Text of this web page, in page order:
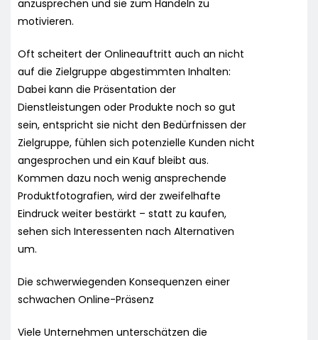
anzusprechen und sie zum Handeln zu
motivieren.
Oft scheitert der Onlineauftritt auch an nicht
auf die Zielgruppe abgestimmten Inhalten:
Dabei kann die Präsentation der
Dienstleistungen oder Produkte noch so gut
sein, entspricht sie nicht den Bedürfnissen der
Zielgruppe, fühlen sich potenzielle Kunden nicht
angesprochen und ein Kauf bleibt aus.
Kommen dazu noch wenig ansprechende
Produktfotografien, wird der zweifelhafte
Eindruck weiter bestärkt – statt zu kaufen,
sehen sich Interessenten nach Alternativen
um.
Die schwerwiegenden Konsequenzen einer
schwachen Online-Präsenz
Viele Unternehmen unterschätzen die